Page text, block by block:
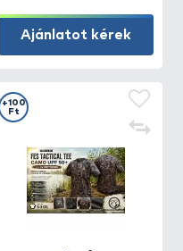
Ajánlatot kérek
+100
Ft